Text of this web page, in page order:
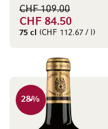
CHF 84.50
CHF 109.00
75 cl (CHF 112.67 / l)
28%